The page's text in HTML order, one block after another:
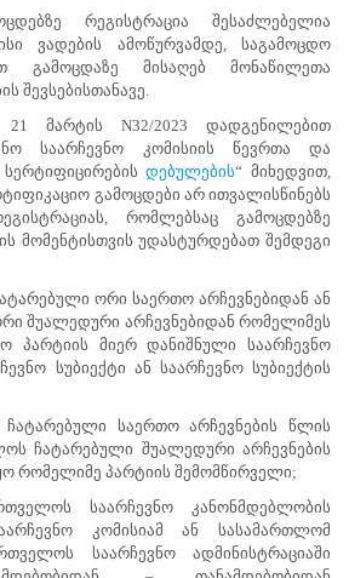
რეგისტრაცია შესაძლებელია
ვადების ამოწურვამდე, საგამოცდო
გამოცდაზე მისაღებ მონაწილეთა
შევსებისთანავე.
მარტის N32/2023 დადგენილებით
საარჩევნო კომისიის წევრთა და
დებულების“ მიხედვით,
გამოცდები არ ითვალისწინებს
რომლებსაც გამოცდებზე
მომენტისთვის უდასტურდებათ შემდეგი
ორი საერთო არჩევნებიდან ან
შუალედური არჩევნებიდან რომელიმეს
პარტიის მიერ დანიშნული საარჩევნო
სუბიექტი ან საარჩევნო სუბიექტის
საერთო არჩევნების წლის
ჩატარებული შუალედური არჩევნების
რომელიმე პარტიის შემომწირველი;
საარჩევნო კანონმდებლობის
კომისიამ ან სასამართლომ
საარჩევნო ადმინისტრაციაში